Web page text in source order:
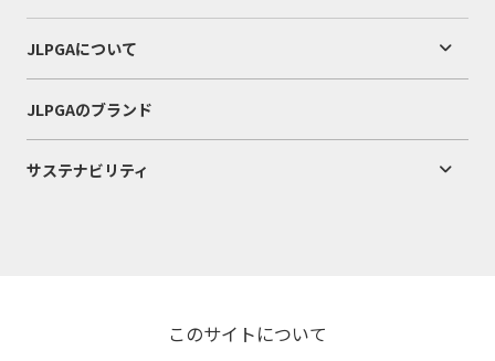
JLPGAについて
JLPGAのブランド
サステナビリティ
このサイトについて